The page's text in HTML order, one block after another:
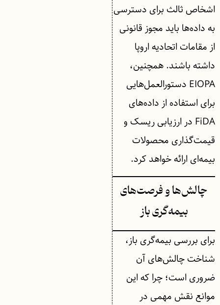
اشخاص ثالث برای دسترسی
به داده‌ها باید مجوز قانونی
از مقامات اتحادیه اروپا
داشته باشند. همچنین،
EIOPA دستورالعمل‌هایی
برای استفاده از داده‌های
FiDA در ارزیابی ریسک و
قیمت‌گذاری محصولات
بیمه‌ای ارائه خواهد کرد.
چالش‌ها و فرصت‌های
بیمه‌گری باز
برای بررسی بیمه‌گری باز،
شناخت چالش‌های آن
ضروری است؛ چرا که این
موانع نقش مهمی در